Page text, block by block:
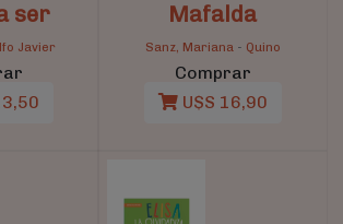
ser
Javier
Mafalda
Sanz, Mariana- Quino
Comprar
U$S 16,90